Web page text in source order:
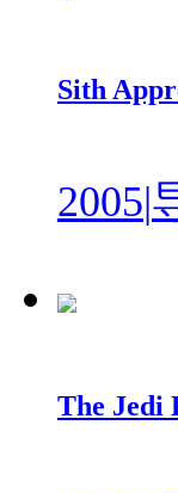
Sith
2005|
The Jedi